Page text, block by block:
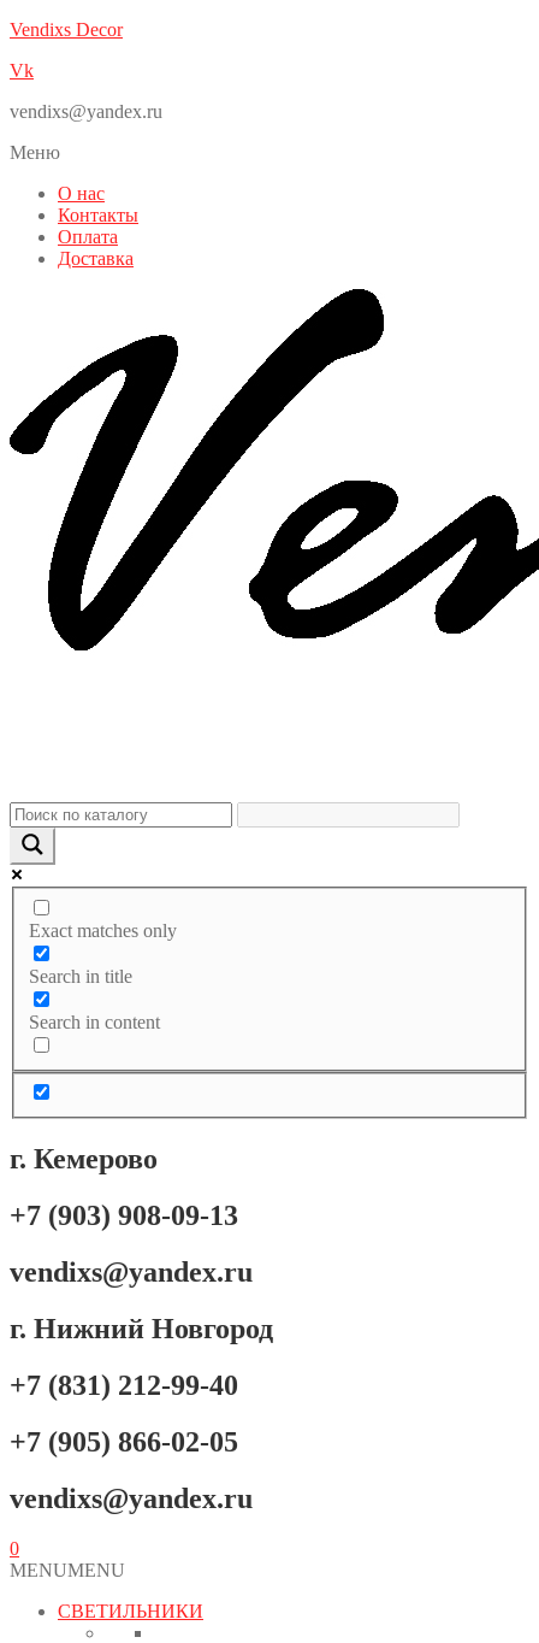
Vendixs Decor
Vk
vendixs@yandex.ru
Меню
О нас
Контакты
Оплата
Доставка
Exact matches only
Search in title
Search in content
г. Кемерово
+7 (903) 908-09-13
vendixs@yandex.ru
г. Нижний Новгород
+7 (831) 212-99-40
+7 (905) 866-02-05
vendixs@yandex.ru
0
MENUMENU
СВЕТИЛЬНИКИ